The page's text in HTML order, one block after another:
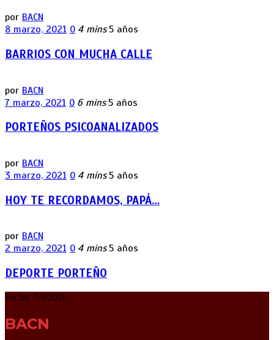
por BACN
8 marzo, 2021 0 4 mins 5 años
BARRIOS CON MUCHA CALLE
por BACN
7 marzo, 2021 0 6 mins 5 años
PORTEÑOS PSICOANALIZADOS
por BACN
3 marzo, 2021 0 4 mins 5 años
HOY TE RECORDAMOS, PAPÁ…
por BACN
2 marzo, 2021 0 4 mins 5 años
DEPORTE PORTEÑO
Fecha: 7/8/2026
BACN